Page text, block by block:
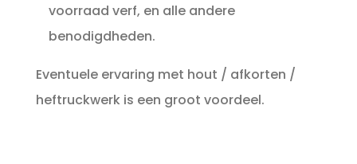
voorraad verf, en alle andere
benodigdheden.
Eventuele ervaring met hout / afkorten /
heftruckwerk is een groot voordeel.